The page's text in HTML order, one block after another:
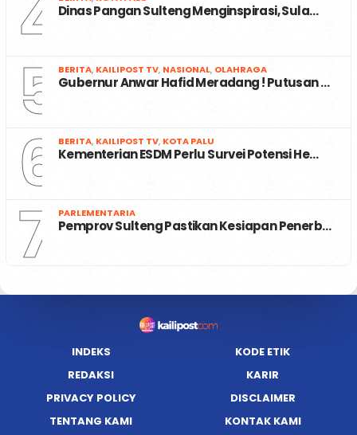
4 Dinas Pangan Sulteng Menginspirasi, Sula…
5 BERITA, KAILIPOST TV, NASIONAL, OLAHRAGA
Gubernur Anwar Hafid Meradang ! Putusan …
6 BERITA, KAILIPOST TV, KOTA PALU
Kementerian ESDM Perlu Survei Potensi He…
7 PARLEMENTARIA
Pemprov Sulteng Pastikan Kesiapan Penerb…
INDEKS
KODE ETIK
REDAKSI
KARIR
PRIVACY POLICY
DISCLAIMER
TENTANG KAMI
KONTAK KAMI